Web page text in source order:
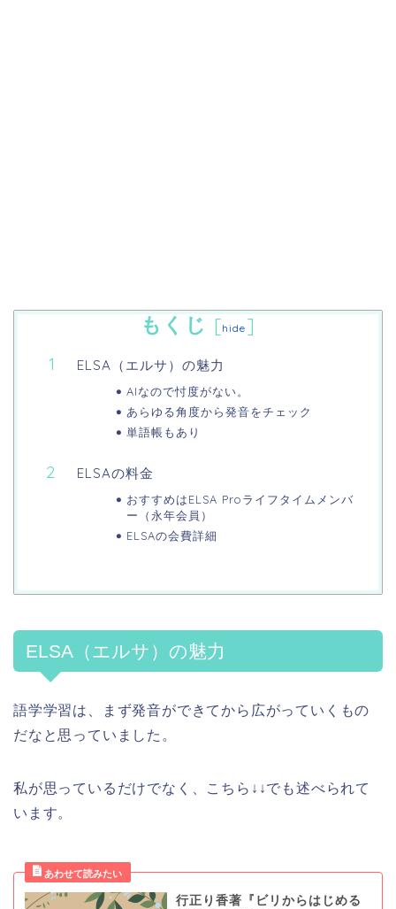
もくじ [hide ]
ELSA（エルサ）の魅力
AIなので忖度がない。
あらゆる角度から発音をチェック
単語帳もあり
ELSAの料金
おすすめはELSA Proライフタイムメンバ
ー（永年会員）
ELSAの会費詳細
ELSA（エルサ）の魅力
語学学習は、まず発音ができてから広がっていくもの
だなと思っていました。
私が思っているだけでなく、こちら↓↓でも述べられて
います。
行正り香著『ビリからはじめる